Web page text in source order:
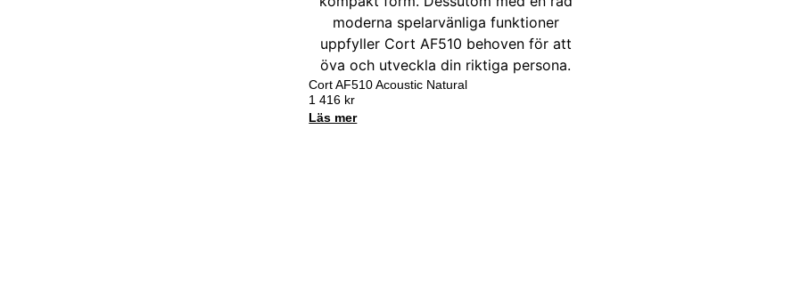
Cort AF510 Acoustic Natural
1 416 kr
Läs mer